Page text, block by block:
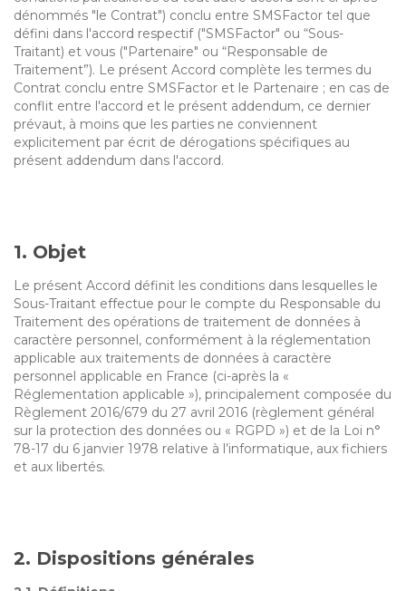
dénommés "le Contrat") conclu entre SMSFactor tel que
défini dans l'accord respectif ("SMSFactor" ou “Sous-
Traitant) et vous ("Partenaire" ou “Responsable de
Traitement”). Le présent Accord complète les termes du
Contrat conclu entre SMSFactor et le Partenaire ; en cas de
conflit entre l'accord et le présent addendum, ce dernier
prévaut, à moins que les parties ne conviennent
explicitement par écrit de dérogations spécifiques au
présent addendum dans l'accord.
1. Objet
Le présent Accord définit les conditions dans lesquelles le
Sous-Traitant effectue pour le compte du Responsable du
Traitement des opérations de traitement de données à
caractère personnel, conformément à la réglementation
applicable aux traitements de données à caractère
personnel applicable en France (ci-après la «
Réglementation applicable »), principalement composée du
Règlement 2016/679 du 27 avril 2016 (règlement général
sur la protection des données ou « RGPD ») et de la Loi n°
78-17 du 6 janvier 1978 relative à l’informatique, aux fichiers
et aux libertés.
2. Dispositions générales